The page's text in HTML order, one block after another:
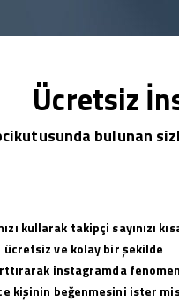
Ücretsiz
bulunan
kullarak takipçi sayınızı
ve kolay bir şekilde
instagramda
kişinin beğenmesini ister